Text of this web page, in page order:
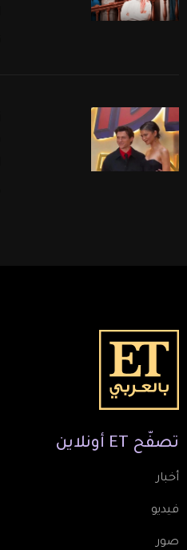
تصفّح ET أونلاين
أخبار
فيديو
صور